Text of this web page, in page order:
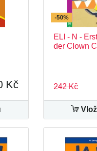
Kč
-50%
ELI - N -
der Clown
242 Kč